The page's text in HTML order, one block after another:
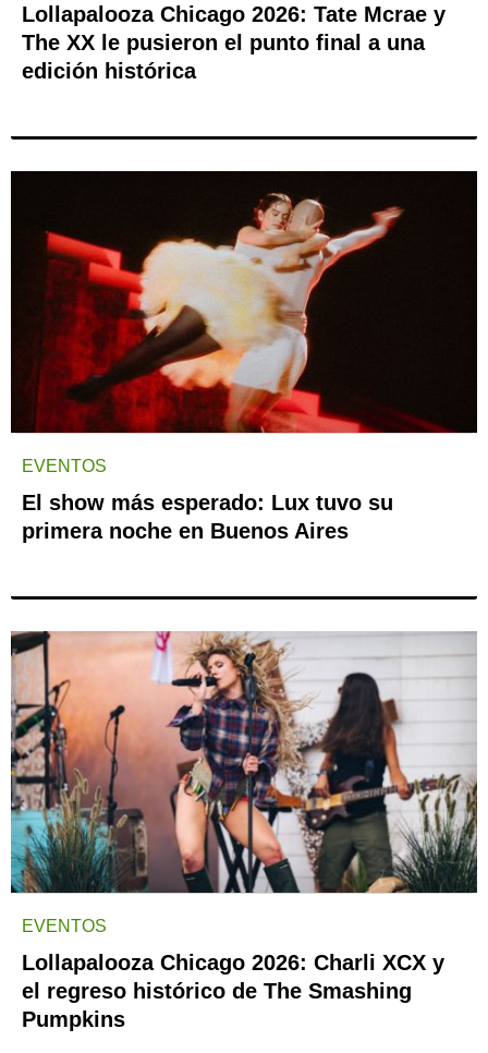
Lollapalooza Chicago 2026: Tate Mcrae y
The XX le pusieron el punto final a una
edición histórica
EVENTOS
El show más esperado: Lux tuvo su
primera noche en Buenos Aires
EVENTOS
Lollapalooza Chicago 2026: Charli XCX y
el regreso histórico de The Smashing
Pumpkins